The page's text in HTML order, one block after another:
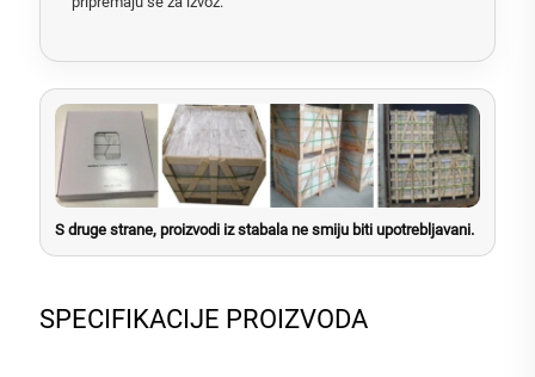
S druge strane, proizvodi iz stabala ne smiju biti upotrebljavani.
SPECIFIKACIJE PROIZVODA